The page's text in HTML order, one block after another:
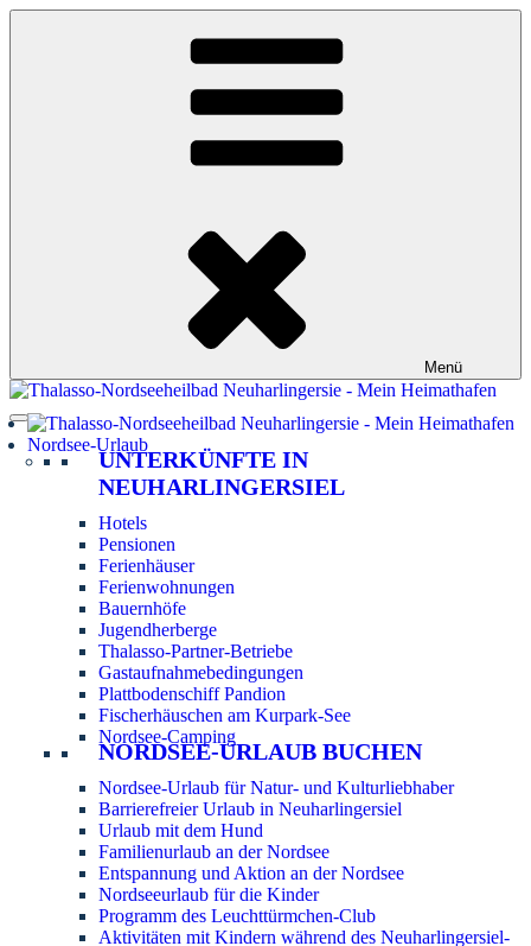
Zum
Menü
Nordsee-Urlaub
UNTERKÜNFTE IN
NEUHARLINGERSIEL
Hotels
Pensionen
Ferienhäuser
Ferienwohnungen
Bauernhöfe
Jugendherberge
Thalasso-Partner-Betriebe
Gastaufnahmebedingungen
Plattbodenschiff Pandion
Fischerhäuschen am Kurpark-See
Nordsee-Camping
NORDSEE-URLAUB BUCHEN
Nordsee-Urlaub für Natur- und Kulturliebhaber
Barrierefreier Urlaub in Neuharlingersiel
Urlaub mit dem Hund
Familienurlaub an der Nordsee
Entspannung und Aktion an der Nordsee
Nordseeurlaub für die Kinder
Programm des Leuchttürmchen-Club
Aktivitäten mit Kindern während des Neuharlingersiel-